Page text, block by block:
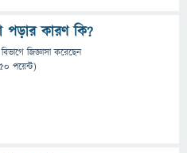
পড়ার কারণ কি?
জিজ্ঞাসাকরেছেন
পয়েন্ট)